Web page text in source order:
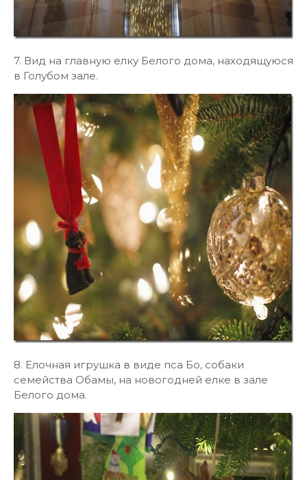
7. Вид на главную елку Белого дома, находящуюся
в Голубом зале.
8. Елочная игрушка в виде пса Бо, собаки
семейства Обамы, на новогодней елке в зале
Белого дома.